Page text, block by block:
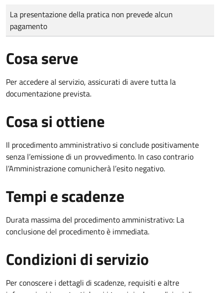
Tipo di pagamento
Importo
La presentazione della pratica non prevede alcun
pagamento
Cosa serve
Per accedere al servizio, assicurati di avere tutta la
documentazione prevista.
Cosa si ottiene
Il procedimento amministrativo si conclude positivamente
senza l’emissione di un provvedimento. In caso contrario
l’Amministrazione comunicherà l’esito negativo.
Tempi e scadenze
Durata massima del procedimento amministrativo: La
conclusione del procedimento è immediata.
Condizioni di servizio
Per conoscere i dettagli di scadenze, requisiti e altre